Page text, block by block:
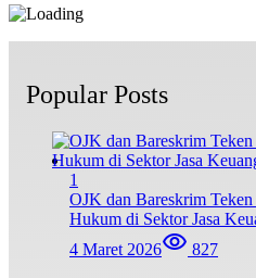
Popular Posts
1
OJK dan Bareskrim
Hukum di Sektor Jasa
4 Maret 2026
827